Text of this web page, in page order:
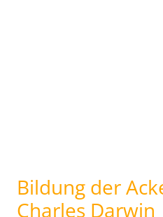
Bildung der
Charles Darwin